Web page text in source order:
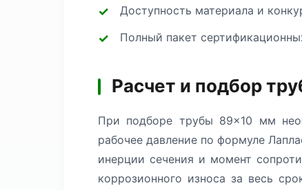
Доступность материала и
Полный пакет
Расчет и подбор
При подборе трубы 89×10 мм
рабочее давление по формуле
инерции сечения и момент
коррозионного износа за весь